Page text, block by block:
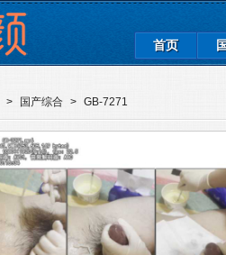
首页
> 国产综合 > GB-7271